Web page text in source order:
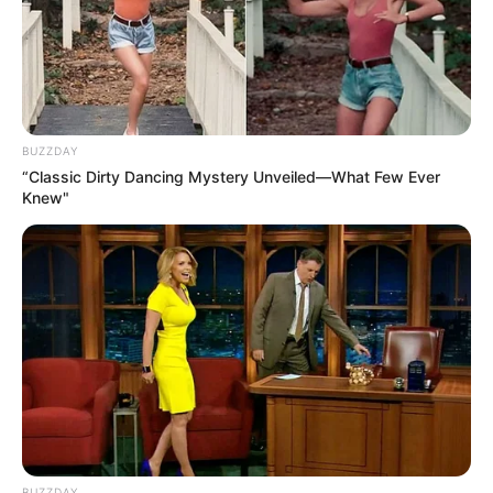
Informationen unterwww.affenwald.de
Erlebnisbergwerk in Sondershausen - Ein
ehemaliges Kalibergwerk 500 bis 700 Meter unter
der Erdoberfläche. Informationen unter www.erlebni
sbergwerk.com
Tierpark und Streichelzoo Clingen - Rund um ein
1934 erbautes Modell derWartburgbefindet sich ein
kleiner Tierpark mit Streichelzoo. Informationen
www.kleine-wartburg.de.
Kyffhäuser-Therme in Bad Frankenhausen - Die mit
Solwasser gespeiste Anlage bietet Badespaß und
Wellness für Groß und Klein. Informationen unterw
ww.kyffhaeuser-therme.de.
Unstrut-Radweg - Auf ihrem fast 200 Kilometer
langen Lauf, von der Quelle bei Dingelstedt bis zur
BUZZDAY
“Classic Dirty Dancing Mystery Unveiled—What Few Ever
Knew"